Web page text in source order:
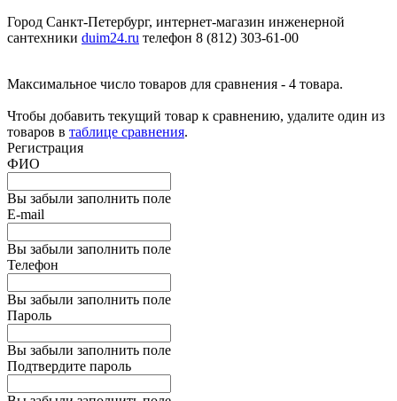
Город Санкт-Петербург, интернет-магазин инженерной
сантехники duim24.ru телефон 8 (812) 303-61-00
Максимальное число товаров для сравнения - 4 товара.
Чтобы добавить текущий товар к сравнению, удалите один из
товаров в таблице сравнения.
Регистрация
ФИО
Вы забыли заполнить поле
E-mail
Вы забыли заполнить поле
Телефон
Вы забыли заполнить поле
Пароль
Вы забыли заполнить поле
Подтвердите пароль